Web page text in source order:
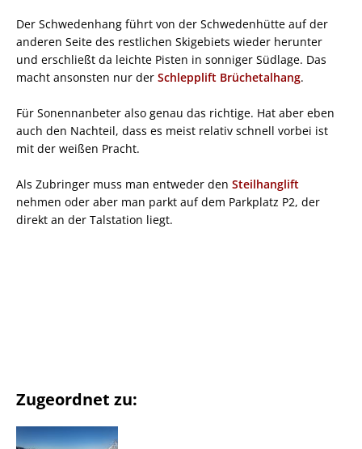
Der Schwedenhang führt von der Schwedenhütte auf der
anderen Seite des restlichen Skigebiets wieder herunter
und erschließt da leichte Pisten in sonniger Südlage. Das
macht ansonsten nur der Schlepplift Brüchetalhang.
Für Sonennanbeter also genau das richtige. Hat aber eben
auch den Nachteil, dass es meist relativ schnell vorbei ist
mit der weißen Pracht.
Als Zubringer muss man entweder den Steilhanglift
nehmen oder aber man parkt auf dem Parkplatz P2, der
direkt an der Talstation liegt.
Zugeordnet zu: